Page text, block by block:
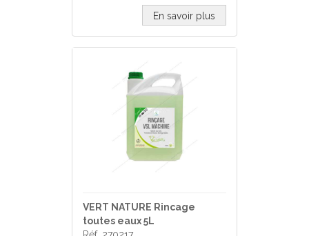
En savoir plus
VERT NATURE Rincage
toutes eaux 5L